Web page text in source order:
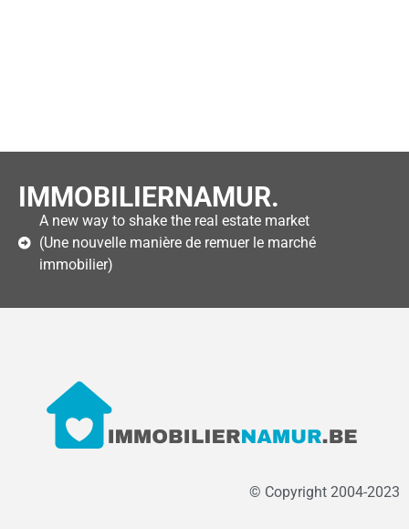
IMMOBILIERNAMUR.
A new way to shake the real estate market
(Une nouvelle manière de remuer le marché
immobilier)
© Copyright 2004-2023